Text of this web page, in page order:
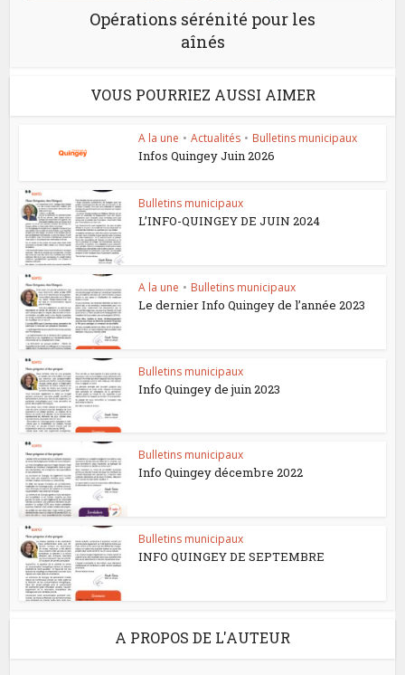
Opérations sérénité pour les
aînés
VOUS POURRIEZ AUSSI AIMER
A la une • Actualités • Bulletins municipaux
Infos Quingey Juin 2026
Bulletins municipaux
L’INFO-QUINGEY DE JUIN 2024
A la une • Bulletins municipaux
Le dernier Info Quingey de l’année 2023
Bulletins municipaux
Info Quingey de juin 2023
Bulletins municipaux
Info Quingey décembre 2022
Bulletins municipaux
INFO QUINGEY DE SEPTEMBRE
A PROPOS DE L'AUTEUR